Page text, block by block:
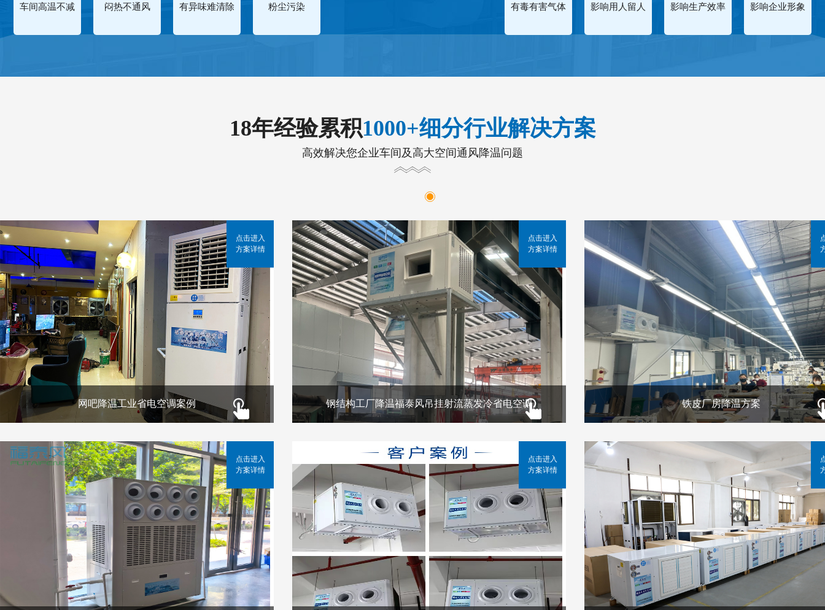
车间高温不减 闷热不通风 有异味难清除 粉尘污染 有毒有害气体 影响用人留人 影响生产效率 影响企业形象
18年经验累积1000+细分行业解决方案
高效解决您企业车间及高大空间通风降温问题
网吧降温工业省电空调案例
点击进入
方案详情
钢结构工厂降温福泰风吊挂射流蒸发冷省电空调
点击进入
方案详情
铁皮厂房降温方案
点击进入
方案详情
点击进入
方案详情